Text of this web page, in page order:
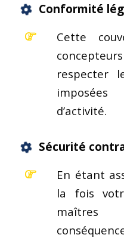
Conformité
Cette
respecter
d’activité.
Sécurité
En étant
la fois
maîtres